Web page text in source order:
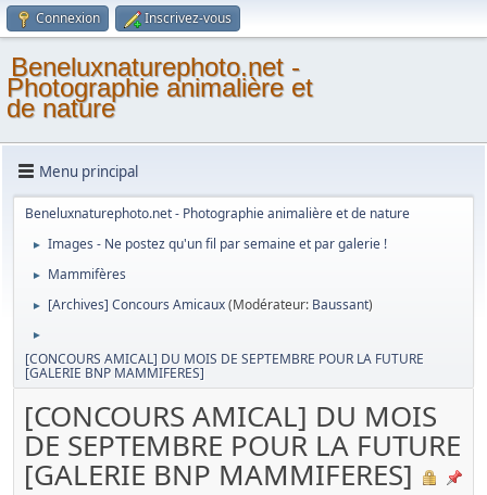
Connexion Inscrivez-vous
Beneluxnaturephoto.net -
Photographie animalière et
de nature
Menu principal
Beneluxnaturephoto.net - Photographie animalière et de nature
► Images - Ne postez qu'un fil par semaine et par galerie !
► Mammifères
► [Archives] Concours Amicaux(Modérateur: Baussant)
►
[CONCOURS AMICAL] DU MOIS DE SEPTEMBRE POUR LA FUTURE
[GALERIE BNP MAMMIFERES]
[CONCOURS AMICAL] DU MOIS
DE SEPTEMBRE POUR LA FUTURE
[GALERIE BNP MAMMIFERES]